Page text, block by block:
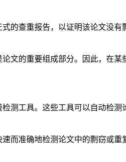
的查重报告，以证明该论文没
文的重要组成部分。因此，在某
测工具。这些工具可以自动检
而准确地检测论文中的剽窃或